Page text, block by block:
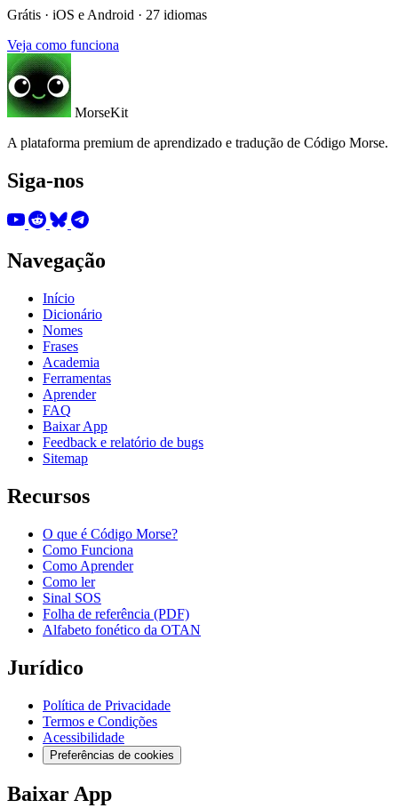
Grátis · iOS e Android · 27 idiomas
Veja como funciona
MorseKit
A plataforma premium de aprendizado e tradução de Código Morse.
Siga-nos
Navegação
Início
Dicionário
Nomes
Frases
Academia
Ferramentas
Aprender
FAQ
Baixar App
Feedback e relatório de bugs
Sitemap
Recursos
O que é Código Morse?
Como Funciona
Como Aprender
Como ler
Sinal SOS
Folha de referência (PDF)
Alfabeto fonético da OTAN
Jurídico
Política de Privacidade
Termos e Condições
Acessibilidade
Preferências de cookies
Baixar App